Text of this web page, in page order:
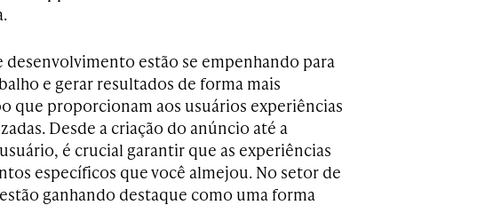
desenvolvimento estão se empenhando para
e gerar resultados de forma mais
que proporcionam aos usuários experiências
Desde a criação do anúncio até a
é crucial garantir que as experiências
específicos que você almejou. No setor de
ganhando destaque como uma forma